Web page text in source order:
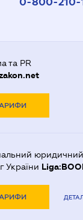
та PR
юридичний
України